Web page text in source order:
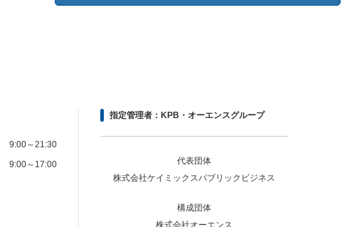
9:00～21:30
9:00～17:00
指定管理者：KPB・オーエンスグループ
代表団体
株式会社ケイミックスパブリックビジネス
構成団体
株式会社オーエンス